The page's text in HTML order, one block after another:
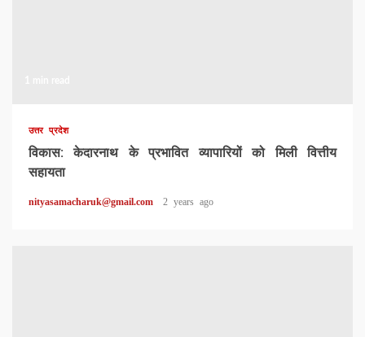
उत्तर प्रदेश
विकास: केदारनाथ के प्रभावित व्यापारियों को मिली वित्तीय
सहायता
nityasamacharuk@gmail.com 2 years ago